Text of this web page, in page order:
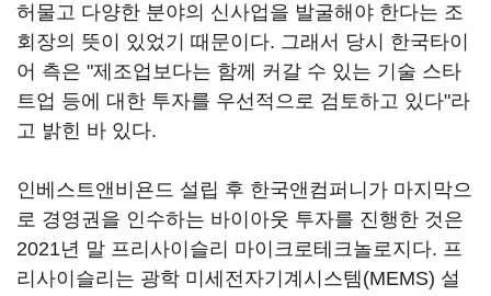
허물고 다양한 분야의 신사업을 발굴해야 한다는 조
회장의 뜻이 있었기 때문이다. 그래서 당시 한국타이
어 측은 "제조업보다는 함께 커갈 수 있는 기술 스타
트업 등에 대한 투자를 우선적으로 검토하고 있다"라
고 밝힌 바 있다.
인베스트앤비욘드 설립 후 한국앤컴퍼니가 마지막으
로 경영권을 인수하는 바이아웃 투자를 진행한 것은
2021년 말 프리사이슬리 마이크로테크놀로지다. 프
리사이슬리는 광학 미세전자기계시스템(MEMS) 설